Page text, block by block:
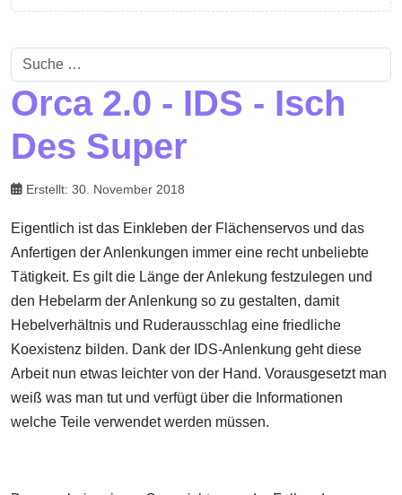
Suchen
Orca 2.0 - IDS - Isch
Des Super
Erstellt: 30. November 2018
Eigentlich ist das Einkleben der Flächenservos und das
Anfertigen der Anlenkungen immer eine recht unbeliebte
Tätigkeit. Es gilt die Länge der Anlekung festzulegen und
den Hebelarm der Anlenkung so zu gestalten, damit
Hebelverhältnis und Ruderausschlag eine friedliche
Koexistenz bilden. Dank der IDS-Anlenkung geht diese
Arbeit nun etwas leichter von der Hand. Vorausgesetzt man
weiß was man tut und verfügt über die Informationen
welche Teile verwendet werden müssen.